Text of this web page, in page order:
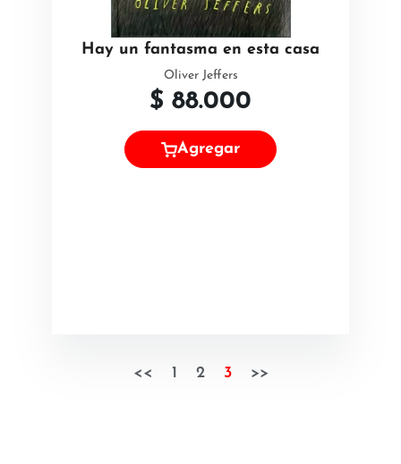
Hay un fantasma en esta casa
Oliver Jeffers
$ 88.000
Agregar
<< 1 2 3 >>